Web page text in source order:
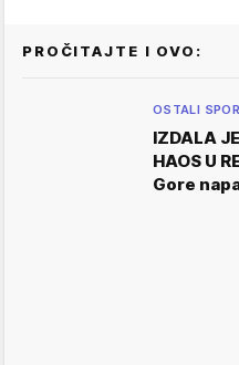
PROČITAJTE I OVO:
OSTALI
IZDALA
HAOS U
Gore